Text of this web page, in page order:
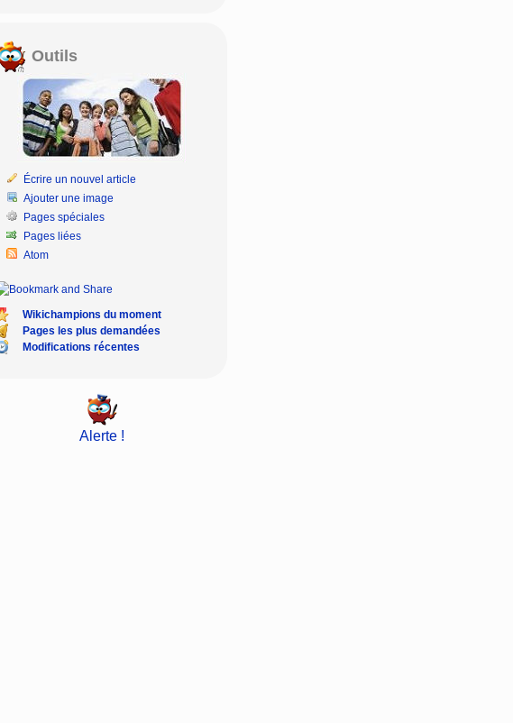
Outils
Écrire un nouvel article
Ajouter une image
Pages spéciales
Pages liées
Atom
Wikichampions du moment
Pages les plus demandées
Modifications récentes
Alerte !